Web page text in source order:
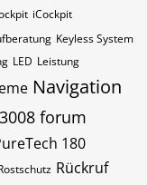
iCockpit
Keyless System
LED Leistung
Navigation
forum
180
Rückruf